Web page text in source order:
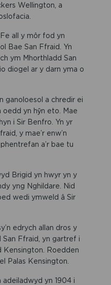
Wellington, a
all y môr fod yn
Bae San Ffraid. Yn
ym Mhorthladd San
diogel ar y darn yma o
ganoloesol a chredir ei
yn hŷn eto. Mae
i Sir Benfro. Yn yr
y mae’r enw’n
a’r bae tu
Brigid yn hwyr yn y
yng Nghildare. Nid
wedi ymweld â Sir
edrych allan dros y
Ffraid, yn gartref i
Kensington. Roedden
Palas Kensington.
adeiladwyd yn 1904 i